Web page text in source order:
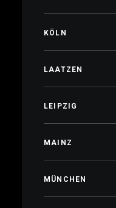
KÖLN
LAATZEN
LEIPZIG
MAINZ
MÜNCHEN